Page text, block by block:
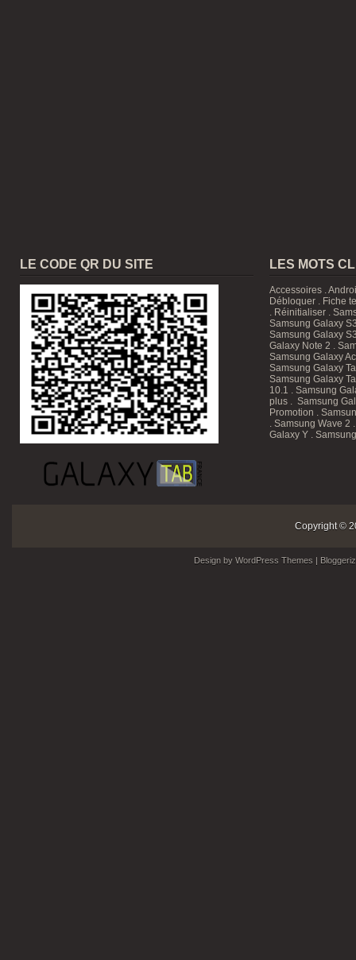
LE CODE QR DU SITE LES MOTS
Accessoires.
Débloquer. Fiche
. Réinitialiser.
Samsung Galaxy
Samsung Galaxy
Galaxy Note 2 .
Samsung Galaxy
Samsung Galaxy
Samsung Galaxy
10.1 . Samsung
plus . Samsung
Promotion .
. Samsung Wave 2
Galaxy Y .
Copyright ©
Design by WordPress Themes |